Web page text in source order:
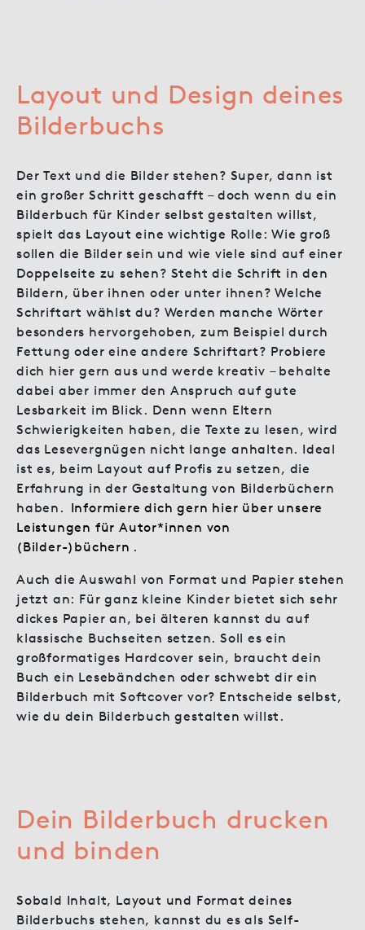
Layout und Design deines
Bilderbuchs
Der Text und die Bilder stehen? Super, dann ist
ein großer Schritt geschafft – doch wenn du ein
Bilderbuch für Kinder selbst gestalten willst,
spielt das Layout eine wichtige Rolle: Wie groß
sollen die Bilder sein und wie viele sind auf einer
Doppelseite zu sehen? Steht die Schrift in den
Bildern, über ihnen oder unter ihnen? Welche
Schriftart wählst du? Werden manche Wörter
besonders hervorgehoben, zum Beispiel durch
Fettung oder eine andere Schriftart? Probiere
dich hier gern aus und werde kreativ – behalte
dabei aber immer den Anspruch auf gute
Lesbarkeit im Blick. Denn wenn Eltern
Schwierigkeiten haben, die Texte zu lesen, wird
das Lesevergnügen nicht lange anhalten. Ideal
ist es, beim Layout auf Profis zu setzen, die
Erfahrung in der Gestaltung von Bilderbüchern
haben. Informiere dich gern hier über unsere
Leistungen für Autor*innen von
(Bilder-)büchern .
Auch die Auswahl von Format und Papier stehen
jetzt an: Für ganz kleine Kinder bietet sich sehr
dickes Papier an, bei älteren kannst du auf
klassische Buchseiten setzen. Soll es ein
großformatiges Hardcover sein, braucht dein
Buch ein Lesebändchen oder schwebt dir ein
Bilderbuch mit Softcover vor? Entscheide selbst,
wie du dein Bilderbuch gestalten willst.
Dein Bilderbuch drucken
und binden
Sobald Inhalt, Layout und Format deines
Bilderbuchs stehen, kannst du es als Self-